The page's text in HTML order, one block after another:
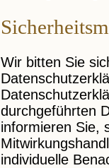
Wir bitten Sie
durchgeführten
informieren Sie,
individuelle